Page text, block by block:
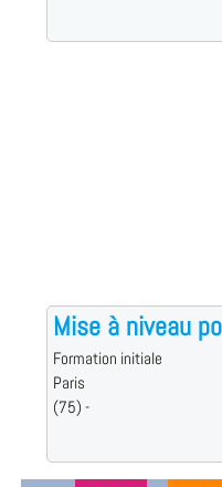
Mise à niveau
Formation initiale
Paris
(75) -